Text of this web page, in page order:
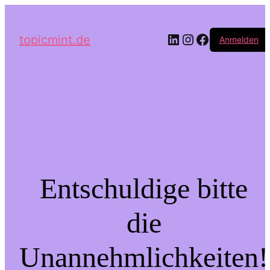
topicmint.de LinkedIn
Instagram
Facebook
Anmelden
Entschuldige bitte
die
Unannehmlichkeiten!